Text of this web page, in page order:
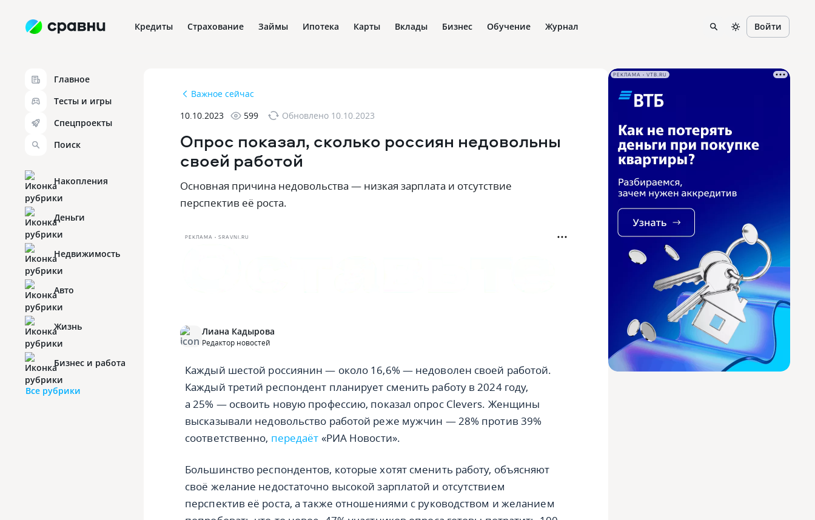
Кредиты Страхование Займы Ипотека Карты Вклады Бизнес Обучение Журнал Войти
Главное
Тесты и игры
Спецпроекты
Поиск
Накопления
Деньги
Недвижимость
Авто
Жизнь
Бизнес и работа
Все рубрики
Важное сейчас
10.10.2023
599 Обновлено 10.10.2023
Опрос показал, сколько россиян недовольны
своей работой
Основная причина недовольства — низкая зарплата и отсутствие
перспектив её роста.
РЕКЛАМА • SRAVNI.RU
Лиана Кадырова
Редактор новостей
Каждый шестой россиянин — около 16,6% — недоволен своей работой.
Каждый третий респондент планирует сменить работу в 2024 году,
а 25% — освоить новую профессию, показал опрос Clevers. Женщины
высказывали недовольство работой реже мужчин — 28% против 39%
соответственно, передаёт «РИА Новости».
Большинство респондентов, которые хотят сменить работу, объясняют
своё желание недостаточно высокой зарплатой и отсутствием
перспектив её роста, а также отношениями с руководством и желанием
РЕКЛАМА • VTB.RU